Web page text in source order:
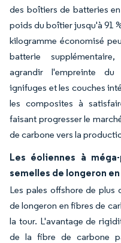
des boîtiers de batteries
poids du boîtier jusqu'à 91
kilogramme économisé
batterie
agrandir l'empreinte du
ignifuges et les couches
les composites à
faisant progresser le
de carbone vers la
Les éoliennes à
semelles de longeron en
Les pales offshore de plus
de longeron en fibres de
la tour. L'avantage de
de la fibre de carbone